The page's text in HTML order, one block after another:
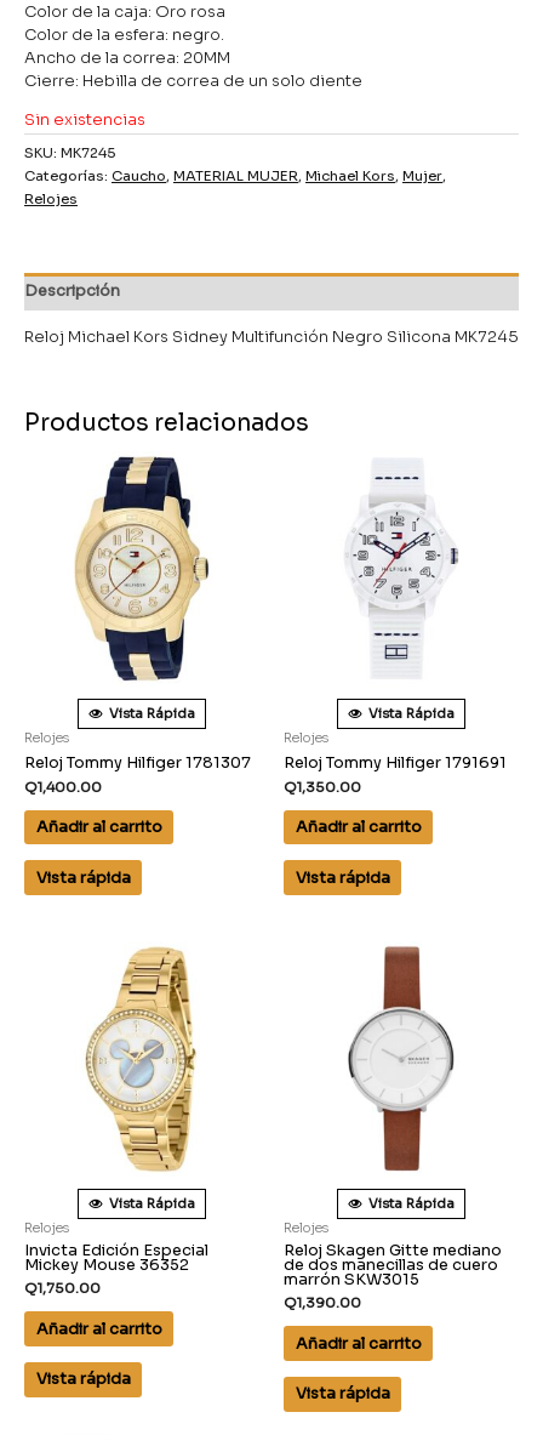
Color de la caja: Oro rosa
Color de la esfera: negro.
Ancho de la correa: 20MM
Cierre: Hebilla de correa de un solo diente
Sin existencias
SKU: MK7245
Categorías: Caucho, MATERIAL MUJER, Michael Kors, Mujer,
Relojes
Descripción
Reloj Michael Kors Sidney Multifunción Negro Silicona MK7245
Productos relacionados
Vista Rápida
Relojes
Reloj Tommy Hilfiger 1781307
Q1,400.00
Añadir al carrito
Vista rápida
Vista Rápida
Relojes
Reloj Tommy Hilfiger 1791691
Q1,350.00
Añadir al carrito
Vista rápida
Vista Rápida
Relojes
Invicta Edición Especial
Mickey Mouse 36352
Q1,750.00
Añadir al carrito
Vista rápida
Vista Rápida
Relojes
Reloj Skagen Gitte mediano
de dos manecillas de cuero
marrón SKW3015
Q1,390.00
Añadir al carrito
Vista rápida